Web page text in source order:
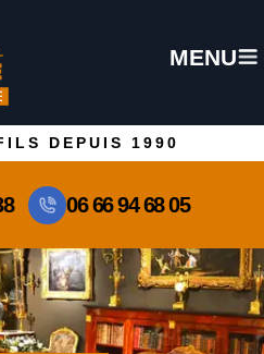
MENU
DEPUIS 1990
06 66 94 68 05